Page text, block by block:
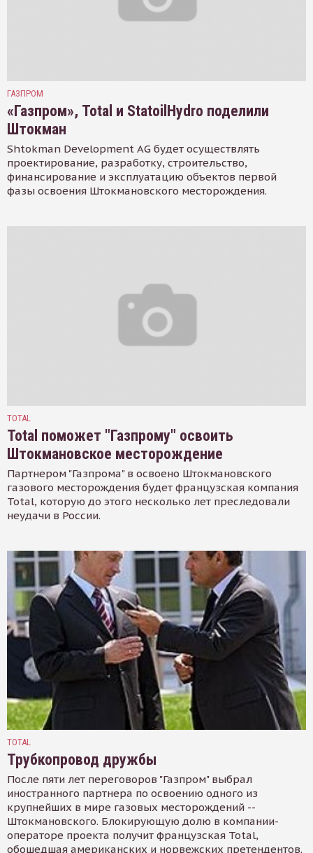
ГАЗПРОМ
«Газпром», Total и StatoilHydro поделили
Штокман
Shtokman Development AG будет осуществлять
проектирование, разработку, строительство,
финансирование и эксплуатацию объектов первой
фазы освоения Штокмановского месторождения.
TOTAL
Total поможет "Газпрому" освоить
Штокмановское месторождение
Партнером "Газпрома" в освоено Штокмановского
газового месторождения будет французская компания
Total, которую до этого несколько лет преследовали
неудачи в России.
TOTAL
Трубкопровод дружбы
После пяти лет переговоров "Газпром" выбрал
иностранного партнера по освоению одного из
крупнейших в мире газовых месторождений --
Штокмановского. Блокирующую долю в компании-
операторе проекта получит французская Total,
обошедшая американских и норвежских претендентов.